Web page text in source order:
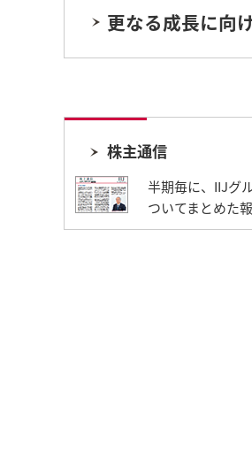
更なる成長に向
株主通信
半期毎に、IIJグ
ついてまとめた